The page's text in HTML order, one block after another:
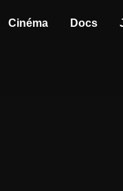
Cinéma Docs